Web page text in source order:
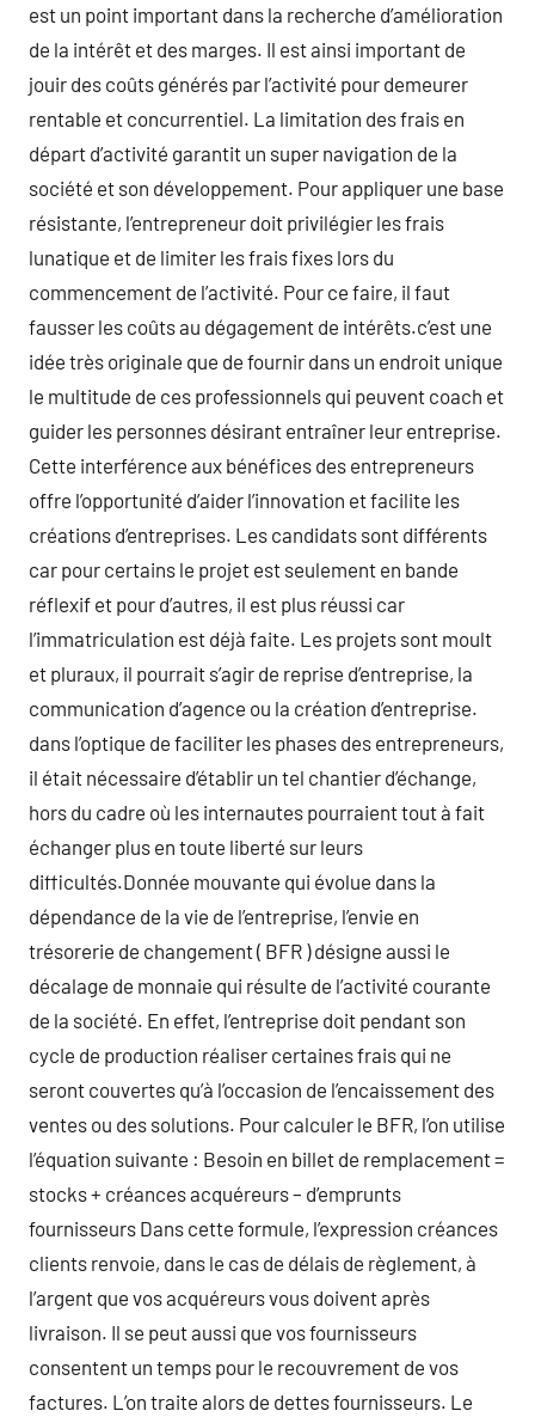
est un point important dans la recherche d’amélioration
de la intérêt et des marges. Il est ainsi important de
jouir des coûts générés par l’activité pour demeurer
rentable et concurrentiel. La limitation des frais en
départ d’activité garantit un super navigation de la
société et son développement. Pour appliquer une base
résistante, l’entrepreneur doit privilégier les frais
lunatique et de limiter les frais fixes lors du
commencement de l’activité. Pour ce faire, il faut
fausser les coûts au dégagement de intérêts.c’est une
idée très originale que de fournir dans un endroit unique
le multitude de ces professionnels qui peuvent coach et
guider les personnes désirant entraîner leur entreprise.
Cette interférence aux bénéfices des entrepreneurs
offre l’opportunité d’aider l’innovation et facilite les
créations d’entreprises. Les candidats sont différents
car pour certains le projet est seulement en bande
réflexif et pour d’autres, il est plus réussi car
l’immatriculation est déjà faite. Les projets sont moult
et pluraux, il pourrait s’agir de reprise d’entreprise, la
communication d’agence ou la création d’entreprise.
dans l’optique de faciliter les phases des entrepreneurs,
il était nécessaire d’établir un tel chantier d’échange,
hors du cadre où les internautes pourraient tout à fait
échanger plus en toute liberté sur leurs
difficultés.Donnée mouvante qui évolue dans la
dépendance de la vie de l’entreprise, l’envie en
trésorerie de changement ( BFR ) désigne aussi le
décalage de monnaie qui résulte de l’activité courante
de la société. En effet, l’entreprise doit pendant son
cycle de production réaliser certaines frais qui ne
seront couvertes qu’à l’occasion de l’encaissement des
ventes ou des solutions. Pour calculer le BFR, l’on utilise
l’équation suivante : Besoin en billet de remplacement =
stocks + créances acquéreurs – d’emprunts
fournisseurs Dans cette formule, l’expression créances
clients renvoie, dans le cas de délais de règlement, à
l’argent que vos acquéreurs vous doivent après
livraison. Il se peut aussi que vos fournisseurs
consentent un temps pour le recouvrement de vos
factures. L’on traite alors de dettes fournisseurs. Le